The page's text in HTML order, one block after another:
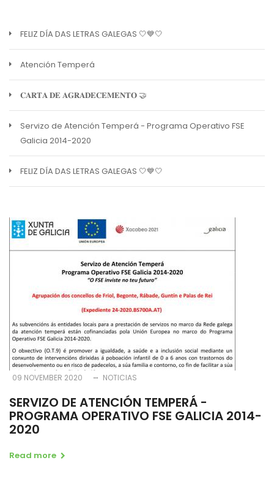
FELIZ DÍA DAS LETRAS GALEGAS 🤍💙🤍
Atención Temperá
𝐂𝐀𝐑𝐓𝐀 𝐃𝐄 𝐀𝐆𝐑𝐀𝐃𝐄𝐂𝐄𝐌𝐄𝐍𝐓𝐎 🤝
Servizo de Atención Temperá - Programa Operativo FSE
Galicia 2014-2020
FELIZ DÍA DAS LETRAS GALEGAS 🤍💙🤍
09 NOVEMBER 2020 NOTICIAS
SERVIZO DE ATENCIÓN TEMPERÁ -
PROGRAMA OPERATIVO FSE GALICIA 2014-
2020
Read more